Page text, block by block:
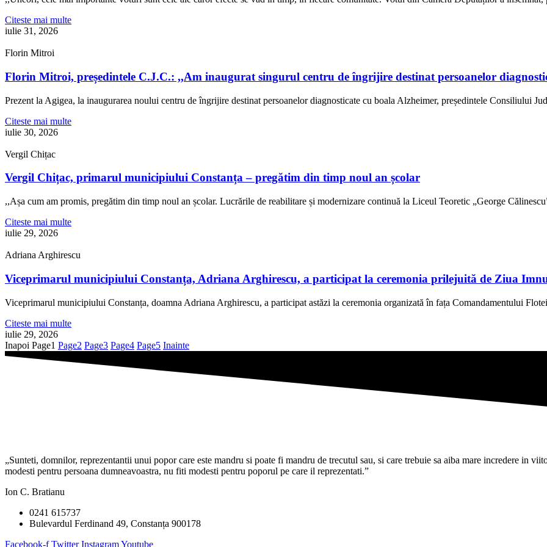
Citeste mai multe
iulie 31, 2026
Florin Mitroi
Florin Mitroi, președintele C.J.C.: ,,Am inaugurat singurul centru de îngrijire destinat persoanelor
Prezent la Agigea, la inaugurarea noului centru de îngrijire destinat persoanelor diagnosticate cu boala Alzheimer, președintele Consiliului
Citeste mai multe
iulie 30, 2026
Vergil Chițac
Vergil Chițac, primarul municipiului Constanța – pregătim din timp noul an școlar
,,Așa cum am promis, pregătim din timp noul an școlar. Lucrările de reabilitare și modernizare continuă la Liceul Teoretic „George
Citeste mai multe
iulie 29, 2026
Adriana Arghirescu
Viceprimarul municipiului Constanța, Adriana Arghirescu, a participat la ceremonia prilejuită de Ziua
Viceprimarul municipiului Constanța, doamna Adriana Arghirescu, a participat astăzi la ceremonia organizată în fața Comandamentului
Citeste mai multe
iulie 29, 2026
Inapoi Page1 Page2 Page3 Page4 Page5 Inainte
„Sunteti, domnilor, reprezentantii unui popor care este mandru si poate fi mandru de trecutul sau, si care trebuie sa aiba mare incredere in
modesti pentru persoana dumneavoastra, nu fiti modesti pentru poporul pe care il reprezentati.”
Ion C. Bratianu
0241 615737
Bulevardul Ferdinand 49, Constanța 900178
Facebook-f Twitter InstagramYoutube